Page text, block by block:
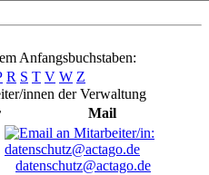
Anfangsbuchstaben:
R S T V W Z
innen der Verwaltung
Mail
datenschutz@actago.de